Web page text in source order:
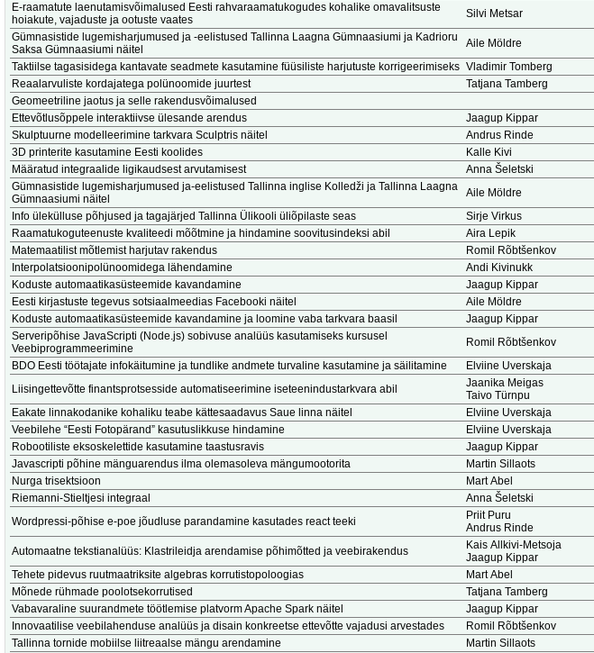
E-raamatute laenutamisvõimalused Eesti rahvaraamatukogudes kohalike omavalitsuste
hoiakute, vajaduste ja ootuste vaates
Silvi Metsar
Gümnasistide lugemisharjumused ja -eelistused Tallinna Laagna Gümnaasiumi ja Kadrioru
Saksa Gümnaasiumi näitel
Aile Möldre
Taktiilse tagasisidega kantavate seadmete kasutamine füüsiliste harjutuste korrigeerimiseks Vladimir Tomberg
Reaalarvuliste kordajatega polünoomide juurtest
Tatjana Tamberg
Geomeetriline jaotus ja selle rakendusvõimalused
Ettevõtlusõppele interaktiivse ülesande arendus
Jaagup Kippar
Skulptuurne modelleerimine tarkvara Sculptris näitel
Andrus Rinde
3D printerite kasutamine Eesti koolides
Kalle Kivi
Määratud integraalide ligikaudsest arvutamisest
Anna Šeletski
Gümnasistide lugemisharjumused ja-eelistused Tallinna inglise Kolledži ja Tallinna Laagna
Gümnaasiumi näitel
Aile Möldre
Info ülekülluse põhjused ja tagajärjed Tallinna Ülikooli üliõpilaste seas
Sirje Virkus
Raamatukoguteenuste kvaliteedi mõõtmine ja hindamine soovitusindeksi abil
Aira Lepik
Matemaatilist mõtlemist harjutav rakendus
Romil Rõbtšenkov
Interpolatsioonipolünoomidega lähendamine
Andi Kivinukk
Koduste automaatikasüsteemide kavandamine
Jaagup Kippar
Eesti kirjastuste tegevus sotsiaalmeedias Facebooki näitel
Aile Möldre
Koduste automaatikasüsteemide kavandamine ja loomine vaba tarkvara baasil
Jaagup Kippar
Serveripõhise JavaScripti (Node.js) sobivuse analüüs kasutamiseks kursusel
Veebiprogrammeerimine
Romil Rõbtšenkov
BDO Eesti töötajate infokäitumine ja tundlike andmete turvaline kasutamine ja säilitamine
Elviine Uverskaja
Liisingettevõtte finantsprotsesside automatiseerimine iseteenindustarkvara abil
Jaanika Meigas
Taivo Türnpu
Eakate linnakodanike kohaliku teabe kättesaadavus Saue linna näitel
Elviine Uverskaja
Veebilehe “Eesti Fotopärand” kasutuslikkuse hindamine
Elviine Uverskaja
Robootiliste eksoskelettide kasutamine taastusravis
Jaagup Kippar
Javascripti põhine mänguarendus ilma olemasoleva mängumootorita
Martin Sillaots
Nurga trisektsioon
Mart Abel
Riemanni-Stieltjesi integraal
Anna Šeletski
Wordpressi-põhise e-poe jõudluse parandamine kasutades react teeki
Priit Puru
Andrus Rinde
Automaatne tekstianalüüs: Klastrileidja arendamise põhimõtted ja veebirakendus
Kais Allkivi-Metsoja
Jaagup Kippar
Tehete pidevus ruutmaatriksite algebras korrutistopoloogias
Mart Abel
Mõnede rühmade poolotsekorrutised
Tatjana Tamberg
Vabavaraline suurandmete töötlemise platvorm Apache Spark näitel
Jaagup Kippar
Innovaatilise veebilahenduse analüüs ja disain konkreetse ettevõtte vajadusi arvestades
Romil Rõbtšenkov
Tallinna tornide mobiilse liitreaalse mängu arendamine
Martin Sillaots